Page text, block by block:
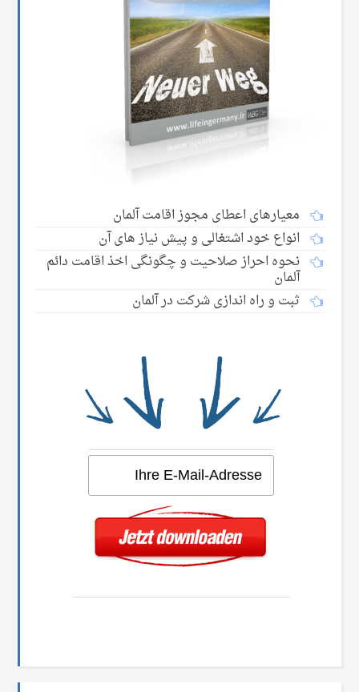
معیارهای اعطای مجوز اقامت آلمان
انواع خود اشتغالی و پیش نیاز های آن
نحوه احراز صلاحیت و چگونگی اخذ اقامت دائم
آلمان
ثبت و راه اندازی شرکت در آلمان